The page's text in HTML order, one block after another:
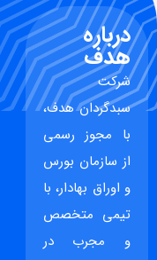
درباره
هدف
شرکت
سبدگردان هدف،
با مجوز رسمی
از سازمان بورس
و اوراق بهادار، با
تیمی متخصص
و مجرب در